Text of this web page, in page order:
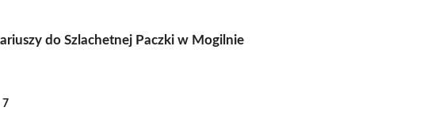
do Szlachetnej Paczki w Mogilnie
7